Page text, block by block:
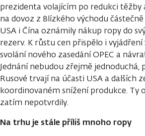
prezidenta volajícím po redukci
na dovoz z Blízkého východu
USA i Čína oznámily nákup ropy do
rezerv. K růstu cen přispělo i vyjádření
svolání nového zasedání OPEC a
Jednání nebudou zřejmě jednoduchá,
Rusové trvají na účasti USA a dalších
koordinovaném snížení produkce. Ty
zatím nepotvrdily.
Na trhu je stále příliš mnoho ropy